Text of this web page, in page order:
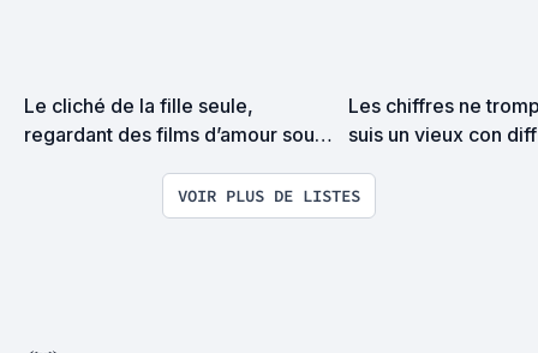
Le cliché de la fille seule,
regardant des films d’amour sous
Les chiffres ne
suis un vieux con
VOIR PLUS DE LISTES